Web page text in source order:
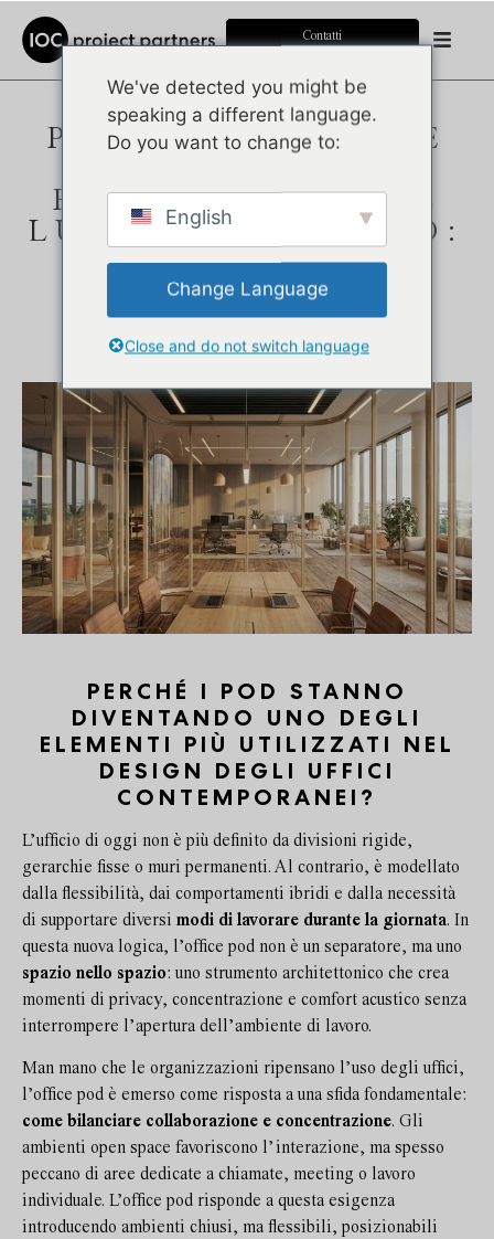
Contatti
PERCHÉ L'OFFICE
RIDEFINENDO IL
LUOGO DI LAVORO:
SPAZIO NELLO
SPAZIO
Pubblicato il: 13 gennaio 2026
PERCHÉ I POD STANNO
DIVENTANDO UNO DEGLI
ELEMENTI PIÙ UTILIZZATI NEL
DESIGN DEGLI UFFICI
CONTEMPORANEI?
L’ufficio di oggi non è più definito da divisioni rigide,
gerarchie fisse o muri permanenti. Al contrario, è modellato
dalla flessibilità, dai comportamenti ibridi e dalla necessità
di supportare diversi modi di lavorare durante la giornata. In
questa nuova logica, l’office pod non è un separatore, ma uno
spazio nello spazio: uno strumento architettonico che crea
momenti di privacy, concentrazione e comfort acustico senza
interrompere l’apertura dell’ambiente di lavoro.
Man mano che le organizzazioni ripensano l’uso degli uffici,
l’office pod è emerso come risposta a una sfida fondamentale:
come bilanciare collaborazione e concentrazione. Gli
ambienti open space favoriscono l’interazione, ma spesso
peccano di aree dedicate a chiamate, meeting o lavoro
individuale. L’office pod risponde a questa esigenza
introducendo ambienti chiusi, ma flessibili, posizionabili
We've detected you might be
speaking a different language.
Do you want to change to:
English
Change Language
Close and do not switch language